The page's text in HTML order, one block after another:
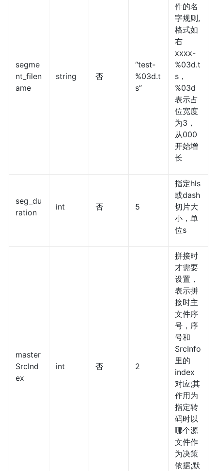
segme
nt_filen
ame
string 否
“test-
%03d.t
s”
件的名
字规则,
格式如
右
xxxx-
%03d.t
s，
%03d
表示占
位宽度
为3，
从000
开始增
长
seg_du
ration
int 否 5
指定hls
或dash
切片大
小，单
位s
master
SrcInd
ex
int 否 2
拼接时
才需要
设置，
表示拼
接时主
文件序
号，序
号和
SrcInfo
里的
index
对应;其
作用为
指定转
码时以
哪个源
文件作
为决策
依据;默